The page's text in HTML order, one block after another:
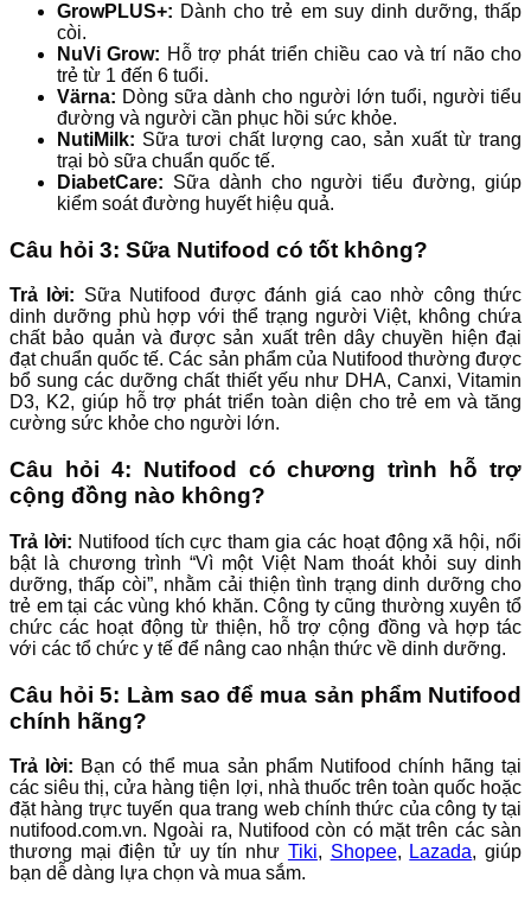
GrowPLUS+: Dành cho trẻ em suy dinh dưỡng, thấp
còi.
NuVi Grow: Hỗ trợ phát triển chiều cao và trí não cho
trẻ từ 1 đến 6 tuổi.
Värna: Dòng sữa dành cho người lớn tuổi, người tiểu
đường và người cần phục hồi sức khỏe.
NutiMilk: Sữa tươi chất lượng cao, sản xuất từ trang
trại bò sữa chuẩn quốc tế.
DiabetCare: Sữa dành cho người tiểu đường, giúp
kiểm soát đường huyết hiệu quả.
Câu hỏi 3: Sữa Nutifood có tốt không?
Trả lời: Sữa Nutifood được đánh giá cao nhờ công thức
dinh dưỡng phù hợp với thể trạng người Việt, không chứa
chất bảo quản và được sản xuất trên dây chuyền hiện đại
đạt chuẩn quốc tế. Các sản phẩm của Nutifood thường được
bổ sung các dưỡng chất thiết yếu như DHA, Canxi, Vitamin
D3, K2, giúp hỗ trợ phát triển toàn diện cho trẻ em và tăng
cường sức khỏe cho người lớn.
Câu hỏi 4: Nutifood có chương trình hỗ trợ
cộng đồng nào không?
Trả lời: Nutifood tích cực tham gia các hoạt động xã hội, nổi
bật là chương trình “Vì một Việt Nam thoát khỏi suy dinh
dưỡng, thấp còi”, nhằm cải thiện tình trạng dinh dưỡng cho
trẻ em tại các vùng khó khăn. Công ty cũng thường xuyên tổ
chức các hoạt động từ thiện, hỗ trợ cộng đồng và hợp tác
với các tổ chức y tế để nâng cao nhận thức về dinh dưỡng.
Câu hỏi 5: Làm sao để mua sản phẩm Nutifood
chính hãng?
Trả lời: Bạn có thể mua sản phẩm Nutifood chính hãng tại
các siêu thị, cửa hàng tiện lợi, nhà thuốc trên toàn quốc hoặc
đặt hàng trực tuyến qua trang web chính thức của công ty tại
nutifood.com.vn. Ngoài ra, Nutifood còn có mặt trên các sàn
thương mại điện tử uy tín như Tiki, Shopee, Lazada, giúp
bạn dễ dàng lựa chọn và mua sắm.